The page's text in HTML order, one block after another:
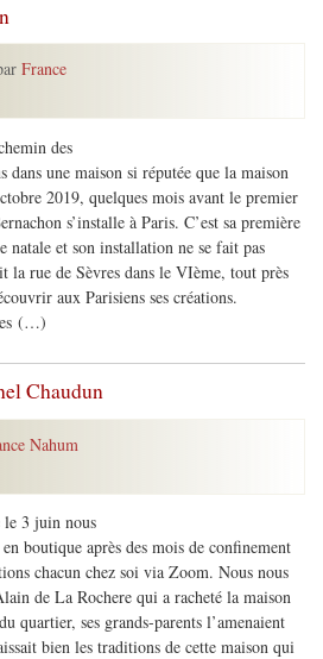
France
des
dans une maison si réputée que la maison
2019, quelques mois avant le premier
s’installe à Paris. C’est sa première
natale et son installation ne se fait pas
la rue de Sèvres dans le VIème, tout près
aux Parisiens ses créations.
(…)
Chaudun
Nahum
le 3 juin nous
boutique après des mois de confinement
chacun chez soi via Zoom. Nous nous
de La Rochere qui a racheté la maison
quartier, ses grands-parents l’amenaient
bien les traditions de cette maison qui